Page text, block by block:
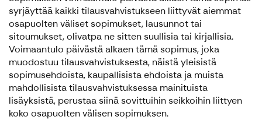
syrjäyttää kaikki tilausvahvistukseen liittyvät aiemmat
osapuolten väliset sopimukset, lausunnot tai
sitoumukset, olivatpa ne sitten suullisia tai kirjallisia.
Voimaantulo päivästä alkaen tämä sopimus, joka
muodostuu tilausvahvistuksesta, näistä yleisistä
sopimusehdoista, kaupallisista ehdoista ja muista
mahdollisista tilausvahvistuksessa mainituista
lisäyksistä, perustaa siinä sovittuihin seikkoihin liittyen
koko osapuolten välisen sopimuksen.